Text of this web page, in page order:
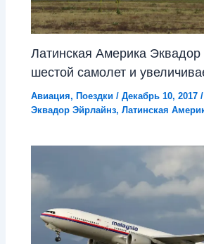
Латинская Америка Эквадор
шестой самолет и
Авиация, Поездки /Декабрь 10, 2017
Эквадор Эйрлайнз,Латинская